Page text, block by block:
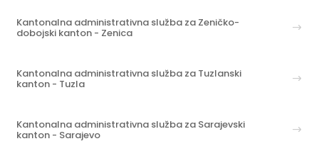
Kantonalna administrativna služba za Zeničko-
dobojski kanton - Zenica
Kantonalna administrativna služba za Tuzlanski
kanton - Tuzla
Kantonalna administrativna služba za Sarajevski
kanton - Sarajevo